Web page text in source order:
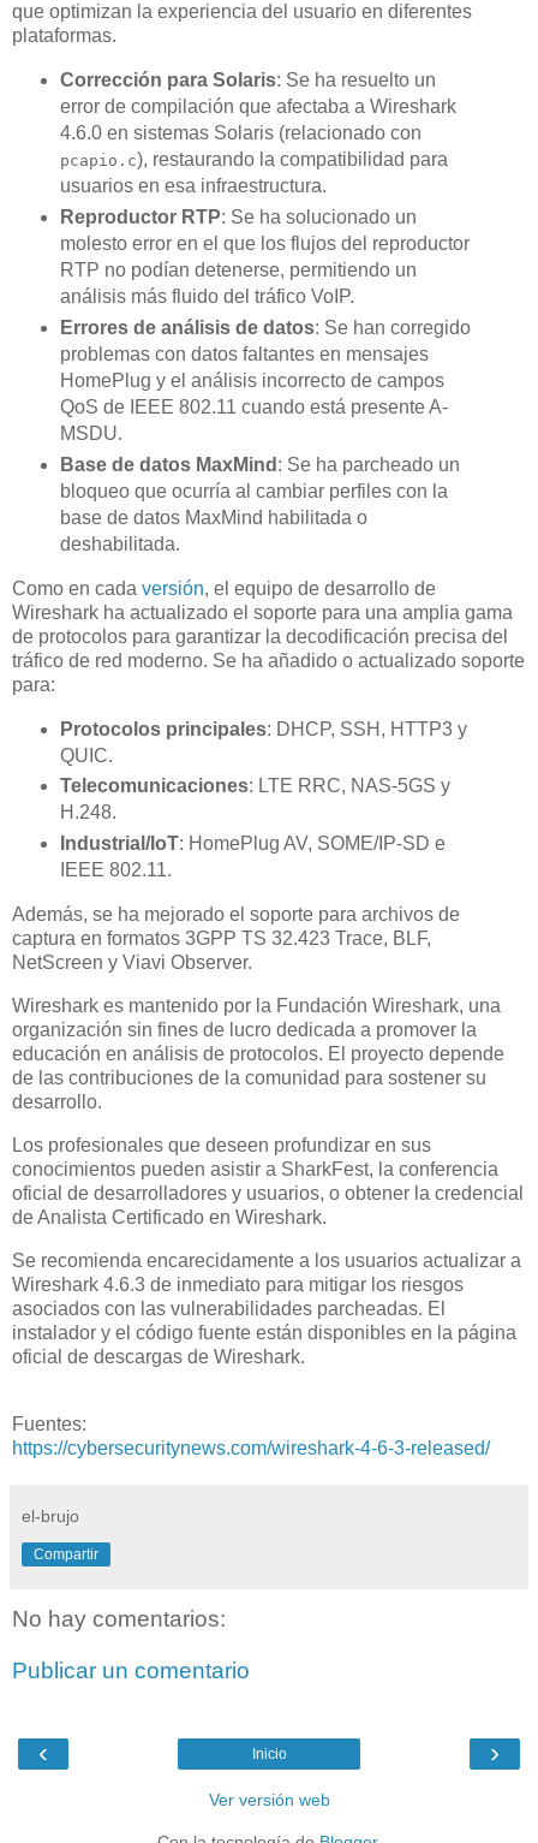
que optimizan la experiencia del usuario en diferentes
plataformas.
Corrección para Solaris: Se ha resuelto un
error de compilación que afectaba a Wireshark
4.6.0 en sistemas Solaris (relacionado con
pcapio.c), restaurando la compatibilidad para
usuarios en esa infraestructura.
Reproductor RTP: Se ha solucionado un
molesto error en el que los flujos del reproductor
RTP no podían detenerse, permitiendo un
análisis más fluido del tráfico VoIP.
Errores de análisis de datos: Se han corregido
problemas con datos faltantes en mensajes
HomePlug y el análisis incorrecto de campos
QoS de IEEE 802.11 cuando está presente A-
MSDU.
Base de datos MaxMind : Se ha parcheado un
bloqueo que ocurría al cambiar perfiles con la
base de datos MaxMind habilitada o
deshabilitada.
Como en cada versión, el equipo de desarrollo de
Wireshark ha actualizado el soporte para una amplia gama
de protocolos para garantizar la decodificación precisa del
tráfico de red moderno. Se ha añadido o actualizado soporte
para:
Protocolos principales: DHCP, SSH, HTTP3 y
QUIC.
Telecomunicaciones: LTE RRC, NAS-5GS y
H.248.
Industrial/IoT: HomePlug AV, SOME/IP-SD e
IEEE 802.11.
Además, se ha mejorado el soporte para archivos de
captura en formatos 3GPP TS 32.423 Trace, BLF,
NetScreen y Viavi Observer.
Wireshark es mantenido por la Fundación Wireshark, una
organización sin fines de lucro dedicada a promover la
educación en análisis de protocolos. El proyecto depende
de las contribuciones de la comunidad para sostener su
desarrollo.
Los profesionales que deseen profundizar en sus
conocimientos pueden asistir a SharkFest, la conferencia
oficial de desarrolladores y usuarios, o obtener la credencial
de Analista Certificado en Wireshark.
Se recomienda encarecidamente a los usuarios actualizar a
Wireshark 4.6.3 de inmediato para mitigar los riesgos
asociados con las vulnerabilidades parcheadas. El
instalador y el código fuente están disponibles en la página
oficial de descargas de Wireshark.
Fuentes:
https://cybersecuritynews.com/wireshark-4-6-3-released/
el-brujo
Compartir
No hay comentarios:
Publicar un comentario
‹ ›
Inicio
Ver versión web